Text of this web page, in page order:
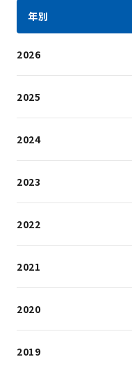
年別
2026
2025
2024
2023
2022
2021
2020
2019